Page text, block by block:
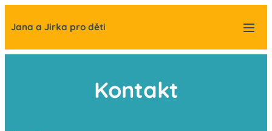
Jana a Jirka pro děti
Kontakt